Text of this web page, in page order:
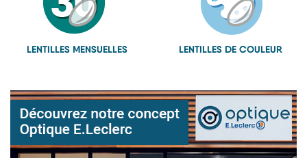
LENTILLES MENSUELLES LENTILLES DE COULEUR